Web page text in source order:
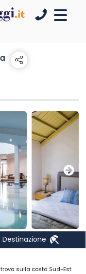
Destinazione beach_access
trova sulla costa Sud-Est